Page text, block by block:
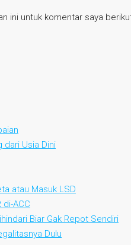
ini untuk komentar saya
dari Usia Dini
atau Masuk LSD
di-ACC
Biar Gak Repot Sendiri
Dulu